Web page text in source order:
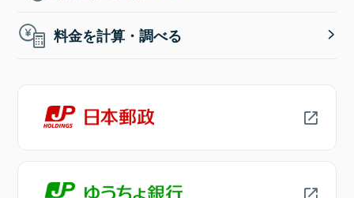
料金を計算・調べる